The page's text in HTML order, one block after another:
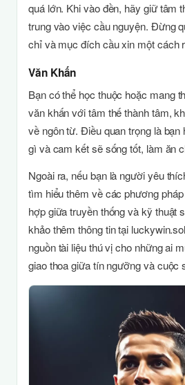
quá lớn. Khi vào đền, hãy giữ tâm
trung vào việc cầu nguyện. Đừng
chỉ và mục đích cầu xin một cách
Văn Khấn
Bạn có thể học thuộc hoặc mang
văn khấn với tâm thế thành tâm,
về ngôn từ. Điều quan trọng là bạn
gì và cam kết sẽ sống tốt, làm ăn
Ngoài ra, nếu bạn là người yêu
tìm hiểu thêm về các phương
hợp giữa truyền thống và kỹ thuật
khảo thêm thông tin tại
nguồn tài liệu thú vị cho những ai
giao thoa giữa tín ngưỡng và cuộc